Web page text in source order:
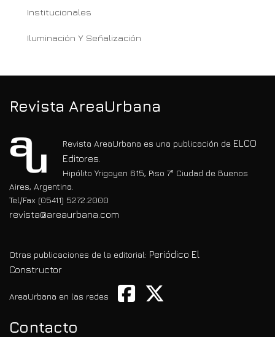
Institucionales
Iluminación Y Señalización
Revista AreaUrbana
Revista AreaUrbana es una publicación de ELCO
Editores.
Hipólito Yrigoyen 615, Piso 7° Ciudad de Buenos
Aires, Argentina.
Tel/Fax (05411) 5272.2000
revista@areaurbana.com
Otras publicaciones de la editorial: Periódico El
Constructor
AreaUrbana en las redes
Contacto